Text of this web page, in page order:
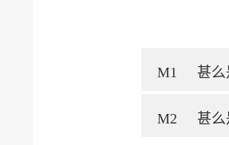
M1 甚么
M2 甚么